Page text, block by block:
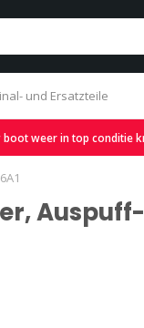
und Ersatzteile
boot weer in top conditie